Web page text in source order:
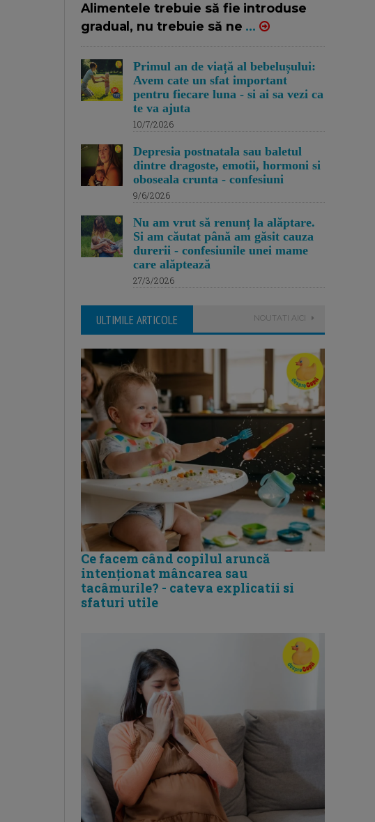
Alimentele trebuie să fie introduse
gradual, nu trebuie să ne ...
Primul an de viață al bebelușului:
Avem cate un sfat important
pentru fiecare luna - si ai sa vezi ca
te va ajuta
10/7/2026
Depresia postnatala sau baletul
dintre dragoste, emotii, hormoni si
oboseala crunta - confesiuni
9/6/2026
Nu am vrut să renunț la alăptare.
Si am căutat până am găsit cauza
durerii - confesiunile unei mame
care alăptează
27/3/2026
ULTIMILE ARTICOLE NOUTATI AICI
Ce facem când copilul aruncă
intenționat mâncarea sau
tacâmurile? - cateva explicatii si
sfaturi utile